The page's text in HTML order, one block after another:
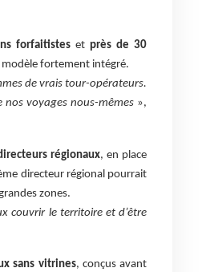
forfaitistes et près de 30
modèle fortement intégré.
de vrais tour-opérateurs.
voyages nous-mêmes »,
régionaux, en place
directeur régional pourrait
zones.
couvrir le territoire et d’être
sans vitrines, conçus avant